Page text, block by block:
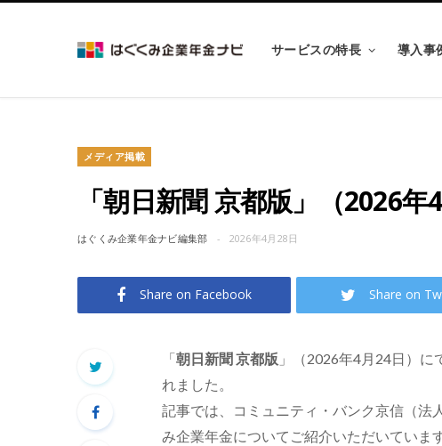
サービスの特長 導入事
メディア掲載
「朝日新聞 京都版」（2026
はぐくみ企業年金ナビ編集部 2026年4月28日
Share on Facebook Share on
「朝日新聞 京都版 」（2026年4月24日）
れました。
記事では、コミュニティ・バンク京信（法
み企業年金についてご紹介いただいています